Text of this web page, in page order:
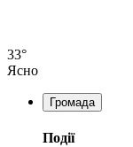
33°
Ясно
Громада
Події